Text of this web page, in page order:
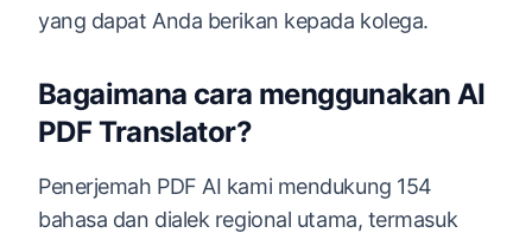
yang dapat Anda berikan kepada kolega.
Bagaimana cara menggunakan AI
PDF Translator?
Penerjemah PDF AI kami mendukung 154
bahasa dan dialek regional utama, termasuk